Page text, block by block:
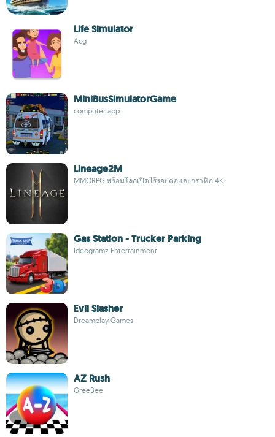
Life Simulator
Acg
MiniBusSimulatorGame
computer app
Lineage2M
MMORPG พร้อมโลกเปิดไร้รอยต่อและกราฟิก 4K
Gas Station - Trucker Parking
Ideogramz Entertainment
Evil Slasher
Dreamplay Games
AZ Rush
GreeBee